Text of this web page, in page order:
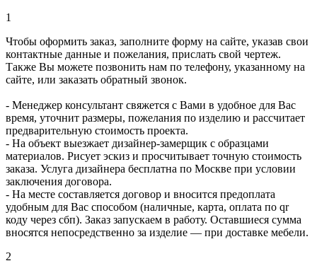
1
Чтобы оформить заказ, заполните форму на сайте, указав свои
контактные данные и пожелания, прислать свой чертеж.
Также Вы можете позвонить нам по телефону, указанному на
сайте, или заказать обратный звонок.
- Менеджер консультант свяжется с Вами в удобное для Вас
время, уточнит размеры, пожелания по изделию и рассчитает
предварительную стоимость проекта.
- На объект выезжает дизайнер-замерщик с образцами
материалов. Рисует эскиз и просчитывает точную стоимость
заказа. Услуга дизайнера бесплатна по Москве при условии
заключения договора.
- На месте составляется договор и вносится предоплата
удобным для Вас способом (наличные, карта, оплата по qr
коду через сбп). Заказ запускаем в работу. Оставшиеся сумма
вносятся непосредственно за изделие — при доставке мебели.
2